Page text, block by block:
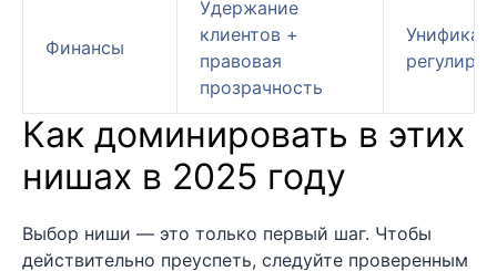
Финансы
Удержание
клиентов +
правовая
прозрачность
Как доминировать в этих
нишах в 2025 году
Выбор ниши — это только первый шаг. Чтобы
действительно преуспеть, следуйте проверенным